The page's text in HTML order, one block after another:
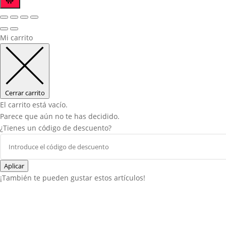
Mi carrito
Cerrar carrito
El carrito está vacío.
Parece que aún no te has decidido.
¿Tienes un código de descuento?
Aplicar
¡También te pueden gustar estos artículos!